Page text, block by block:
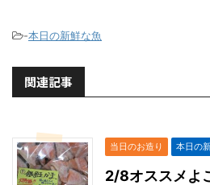
-本日の新鮮な魚
関連記事
当日のお造り 本日の
2/8オススメよ